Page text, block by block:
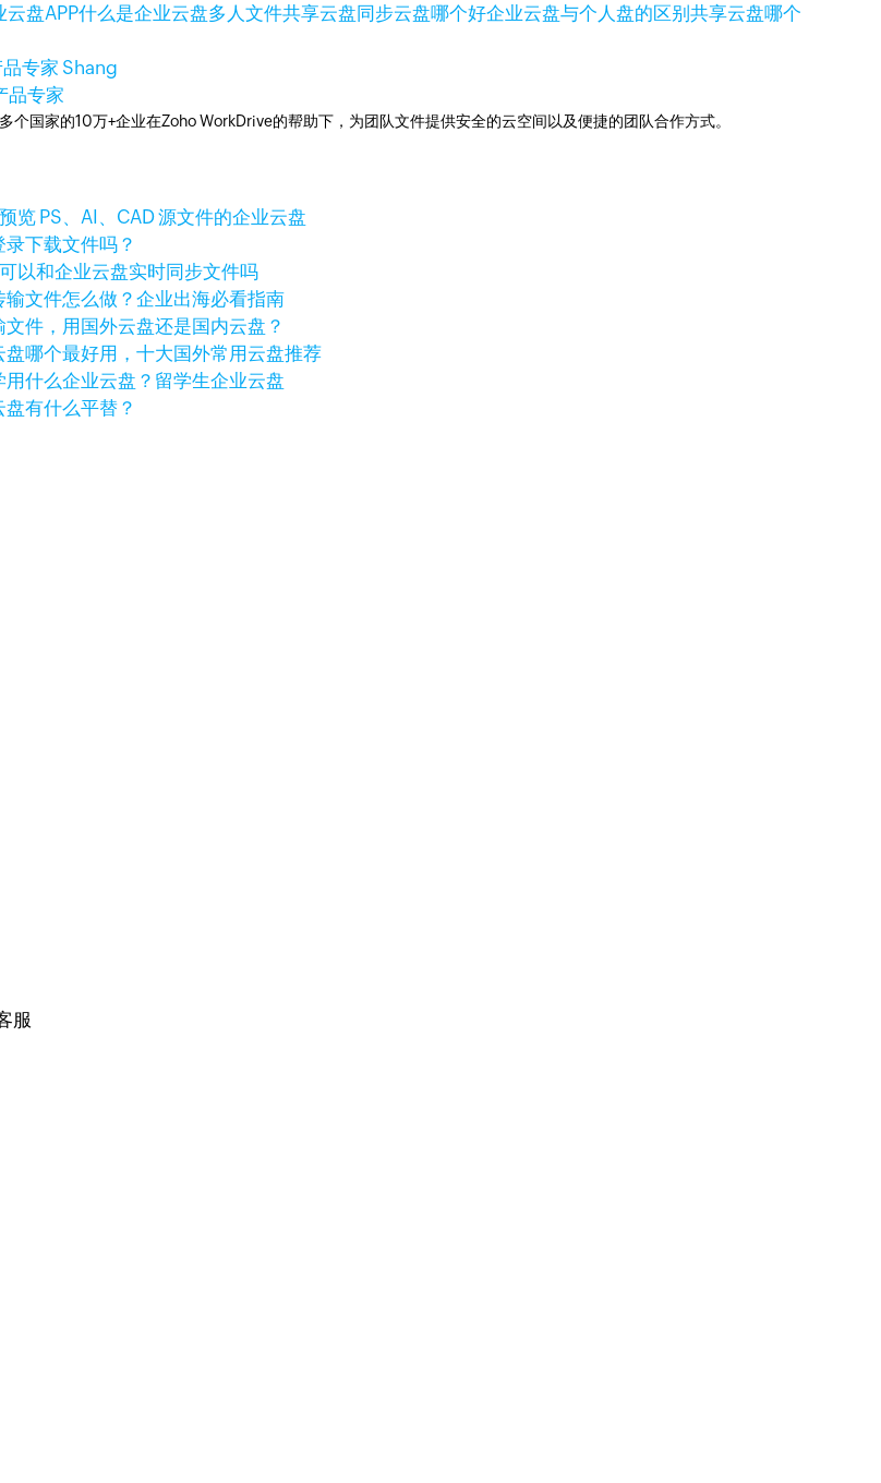
云盘APP什么是企业云盘多人文件共享云盘同步云盘哪个好企业云盘与个人盘的区别共享云盘哪个
专家 Shang
品专家
国家的10万+企业在Zoho WorkDrive的帮助下，为团队文件提供安全的云空间以及便捷的团队合作方式。
览 PS、AI、CAD 源文件的企业云盘
下载文件吗？
以和企业云盘实时同步文件吗
输文件怎么做？企业出海必看指南
文件，用国外云盘还是国内云盘？
盘哪个最好用，十大国外常用云盘推荐
用什么企业云盘？留学生企业云盘
有什么平替？
服